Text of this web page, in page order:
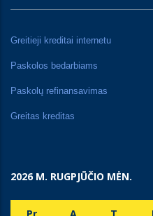
Greitieji kreditai internetu
Paskolos bedarbiams
Paskolų refinansavimas
Greitas kreditas
2026 M. RUGPJŪČIO MĖN.